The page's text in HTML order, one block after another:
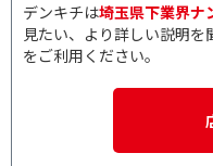
デンキチは埼玉県下業界ナ
見たい、より詳しい説明
をご利用ください。